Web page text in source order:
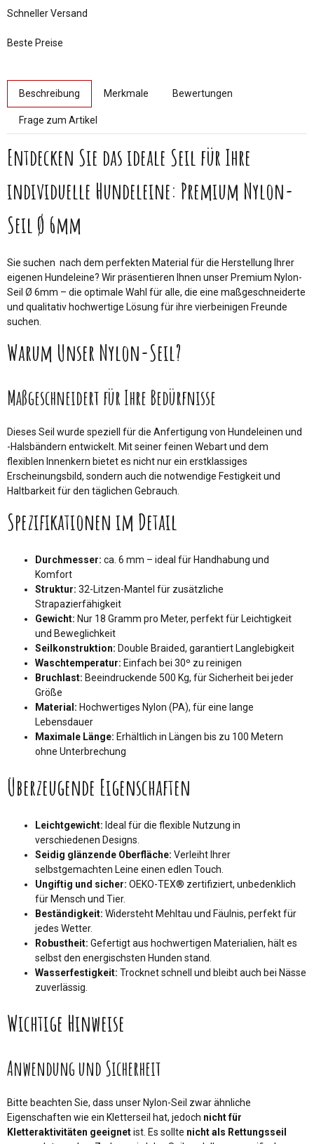
Schneller Versand
Beste Preise
Beschreibung Merkmale Bewertungen
Frage zum Artikel
Entdecken Sie das ideale Seil für Ihre
individuelle Hundeleine: Premium Nylon-
Seil Ø 6mm
Sie suchen nach dem perfekten Material für die Herstellung Ihrer
eigenen Hundeleine? Wir präsentieren Ihnen unser Premium Nylon-
Seil Ø 6mm – die optimale Wahl für alle, die eine maßgeschneiderte
und qualitativ hochwertige Lösung für ihre vierbeinigen Freunde
suchen.
Warum Unser Nylon-Seil?
Maßgeschneidert für Ihre Bedürfnisse
Dieses Seil wurde speziell für die Anfertigung von Hundeleinen und
-Halsbändern entwickelt. Mit seiner feinen Webart und dem
flexiblen Innenkern bietet es nicht nur ein erstklassiges
Erscheinungsbild, sondern auch die notwendige Festigkeit und
Haltbarkeit für den täglichen Gebrauch.
Spezifikationen im Detail
Durchmesser: ca. 6 mm – ideal für Handhabung und
Komfort
Struktur: 32-Litzen-Mantel für zusätzliche
Strapazierfähigkeit
Gewicht: Nur 18 Gramm pro Meter, perfekt für Leichtigkeit
und Beweglichkeit
Seilkonstruktion: Double Braided, garantiert Langlebigkeit
Waschtemperatur: Einfach bei 30º zu reinigen
Bruchlast: Beeindruckende 500 Kg, für Sicherheit bei jeder
Größe
Material: Hochwertiges Nylon (PA), für eine lange
Lebensdauer
Maximale Länge: Erhältlich in Längen bis zu 100 Metern
ohne Unterbrechung
Überzeugende Eigenschaften
Leichtgewicht: Ideal für die flexible Nutzung in
verschiedenen Designs.
Seidig glänzende Oberfläche: Verleiht Ihrer
selbstgemachten Leine einen edlen Touch.
Ungiftig und sicher: OEKO-TEX® zertifiziert, unbedenklich
für Mensch und Tier.
Beständigkeit: Widersteht Mehltau und Fäulnis, perfekt für
jedes Wetter.
Robustheit: Gefertigt aus hochwertigen Materialien, hält es
selbst den energischsten Hunden stand.
Wasserfestigkeit: Trocknet schnell und bleibt auch bei Nässe
zuverlässig.
Wichtige Hinweise
Anwendung und Sicherheit
Bitte beachten Sie, dass unser Nylon-Seil zwar ähnliche
Eigenschaften wie ein Kletterseil hat, jedoch nicht für
Kletteraktivitäten geeignetist. Es sollte nicht als Rettungsseil